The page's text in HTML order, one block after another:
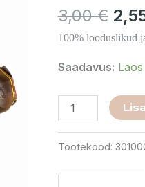
3,00€
100% looduslikud
Saadavus: Laos
kogus
Tootekood: